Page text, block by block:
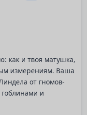
как и твоя матушка,
измерениям. Ваша
от гномов-
и